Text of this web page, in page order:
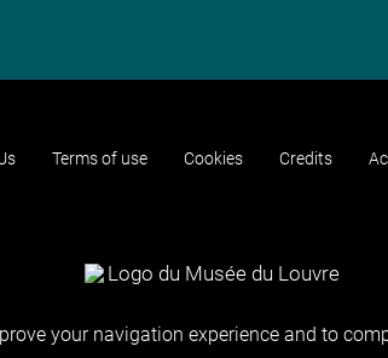
Terms of use Cookies Credits
your navigation experience and to